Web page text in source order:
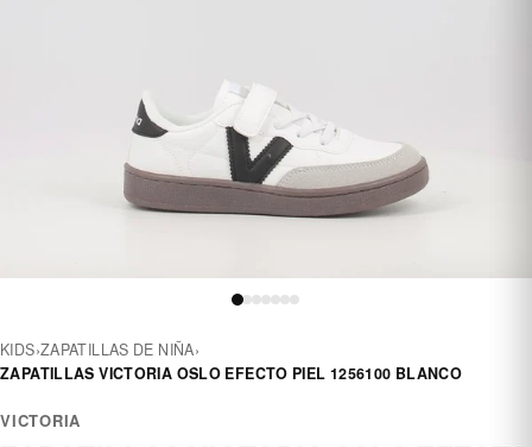
KIDS›ZAPATILLAS DE NIÑA›
ZAPATILLAS VICTORIA OSLO EFECTO PIEL 1256100 BLANCO
VICTORIA